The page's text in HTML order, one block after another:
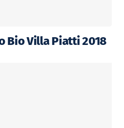
Bio Villa Piatti 2018